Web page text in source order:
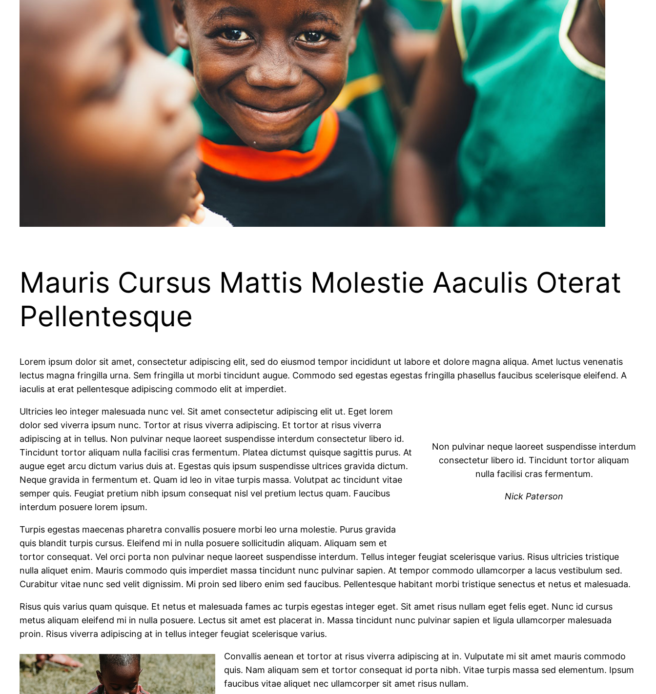
Mauris Cursus Mattis Molestie Aaculis Oterat
Pellentesque
Lorem ipsum dolor sit amet, consectetur adipiscing elit, sed do eiusmod tempor incididunt ut labore et dolore magna aliqua. Amet luctus venenatis
lectus magna fringilla urna. Sem fringilla ut morbi tincidunt augue. Commodo sed egestas egestas fringilla phasellus faucibus scelerisque eleifend. A
iaculis at erat pellentesque adipiscing commodo elit at imperdiet.
Non pulvinar neque laoreet suspendisse interdum
consectetur libero id. Tincidunt tortor aliquam
nulla facilisi cras fermentum.
Nick Paterson
Ultricies leo integer malesuada nunc vel. Sit amet consectetur adipiscing elit ut. Eget lorem
dolor sed viverra ipsum nunc. Tortor at risus viverra adipiscing. Et tortor at risus viverra
adipiscing at in tellus. Non pulvinar neque laoreet suspendisse interdum consectetur libero id.
Tincidunt tortor aliquam nulla facilisi cras fermentum. Platea dictumst quisque sagittis purus. At
augue eget arcu dictum varius duis at. Egestas quis ipsum suspendisse ultrices gravida dictum.
Neque gravida in fermentum et. Quam id leo in vitae turpis massa. Volutpat ac tincidunt vitae
semper quis. Feugiat pretium nibh ipsum consequat nisl vel pretium lectus quam. Faucibus
interdum posuere lorem ipsum.
Turpis egestas maecenas pharetra convallis posuere morbi leo urna molestie. Purus gravida
quis blandit turpis cursus. Eleifend mi in nulla posuere sollicitudin aliquam. Aliquam sem et
tortor consequat. Vel orci porta non pulvinar neque laoreet suspendisse interdum. Tellus integer feugiat scelerisque varius. Risus ultricies tristique
nulla aliquet enim. Mauris commodo quis imperdiet massa tincidunt nunc pulvinar sapien. At tempor commodo ullamcorper a lacus vestibulum sed.
Curabitur vitae nunc sed velit dignissim. Mi proin sed libero enim sed faucibus. Pellentesque habitant morbi tristique senectus et netus et malesuada.
Risus quis varius quam quisque. Et netus et malesuada fames ac turpis egestas integer eget. Sit amet risus nullam eget felis eget. Nunc id cursus
metus aliquam eleifend mi in nulla posuere. Lectus sit amet est placerat in. Massa tincidunt nunc pulvinar sapien et ligula ullamcorper malesuada
proin. Risus viverra adipiscing at in tellus integer feugiat scelerisque varius.
Convallis aenean et tortor at risus viverra adipiscing at in. Vulputate mi sit amet mauris commodo
quis. Nam aliquam sem et tortor consequat id porta nibh. Vitae turpis massa sed elementum. Ipsum
faucibus vitae aliquet nec ullamcorper sit amet risus nullam.